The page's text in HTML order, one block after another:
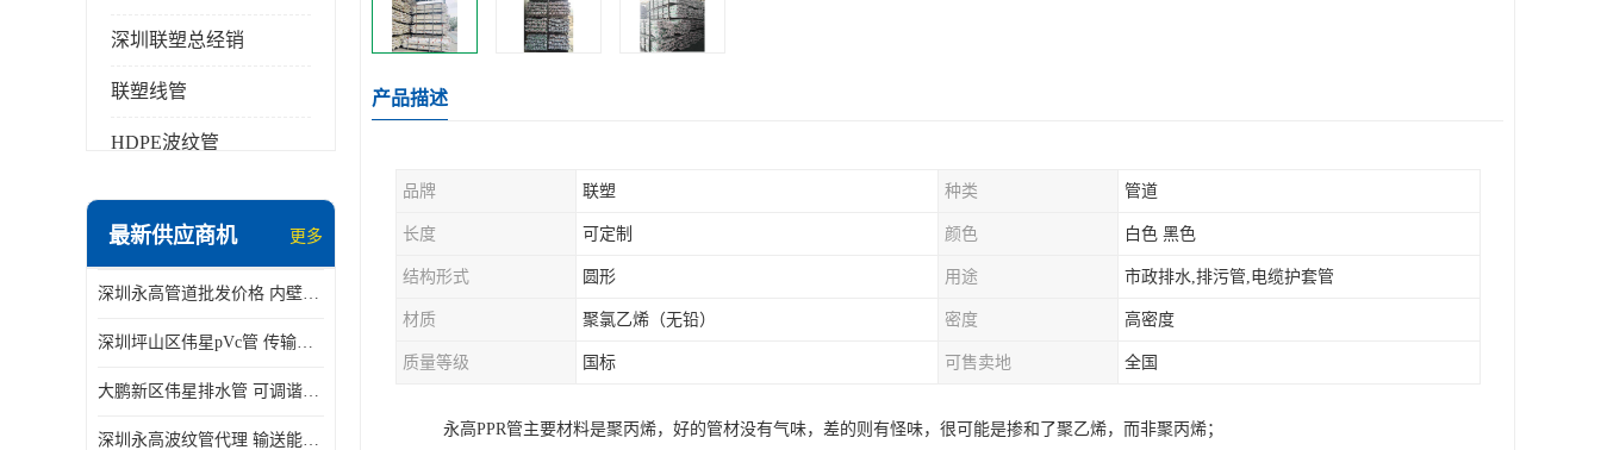
深圳联塑总经销
联塑线管
HDPE波纹管
最新供应商机 更多
深圳永高管道批发价格 内壁光滑 抗震性能好
深圳坪山区伟星pVc管 传输损耗小 频率稳定性好
大鹏新区伟星排水管 可调谐性好 大功率 效率高
深圳永高波纹管代理 输送能力强 可以承受高温
产品描述
品牌 联塑 种类 管道
长度 可定制 颜色 白色 黑色
结构形式 圆形 用途 市政排水,排污管,电缆护套管
材质 聚氯乙烯（无铅） 密度 高密度
质量等级 国标 可售卖地 全国
永高PPR管主要材料是聚丙烯，好的管材没有气味，差的则有怪味，很可能是掺和了聚乙烯，而非聚丙烯；